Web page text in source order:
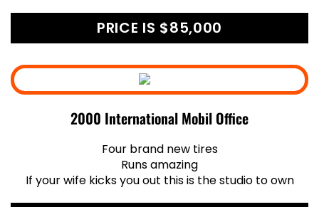
PRICE IS $85,000
2000 International Mobil Office
Four brand new tires
Runs amazing
If your wife kicks you out this is the studio to own